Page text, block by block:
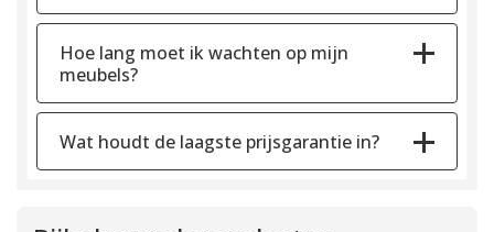
Hoe lang moet ik wachten op mijn
meubels?
Wat houdt de laagste prijsgarantie in?